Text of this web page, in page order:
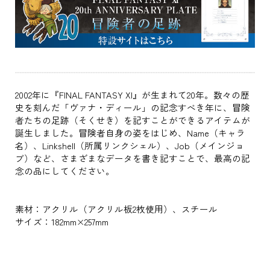
2002年に『FINAL FANTASY XI』が生まれて20年。数々の歴
史を刻んだ「ヴァナ・ディール」の記念すべき年に、冒険
者たちの足跡（そくせき）を記すことができるアイテムが
誕生しました。冒険者自身の姿をはじめ、Name（キャラ
名）、Linkshell（所属リンクシェル）、Job（メインジョ
ブ）など、さまざまなデータを書き記すことで、最高の記
念の品にしてください。
素材：アクリル（アクリル板2枚使用）、スチール
サイズ：182mm×257mm